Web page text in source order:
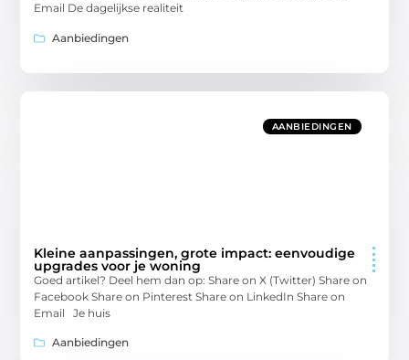
Email De dagelijkse realiteit
Aanbiedingen
AANBIEDINGEN
Kleine aanpassingen, grote impact: eenvoudige
upgrades voor je woning
Goed artikel? Deel hem dan op: Share on X (Twitter) Share on
Facebook Share on Pinterest Share on LinkedIn Share on
Email Je huis
Aanbiedingen